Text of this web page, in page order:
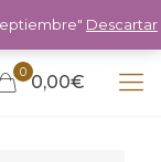
0 0,00€
Descartar